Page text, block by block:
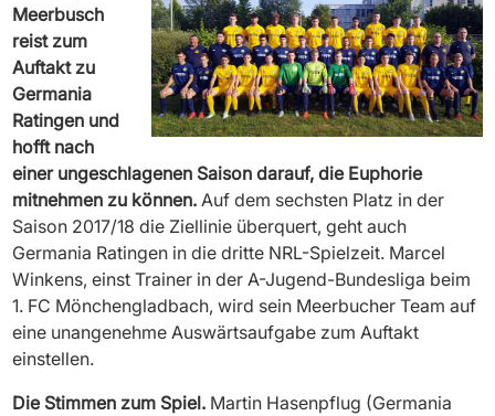
Meerbusch
reist zum
Auftakt zu
Germania
Ratingen und
hofft nach
einer ungeschlagenen Saison darauf, die Euphorie
mitnehmen zu können. Auf dem sechsten Platz in der
Saison 2017/18 die Ziellinie überquert, geht auch
Germania Ratingen in die dritte NRL-Spielzeit. Marcel
Winkens, einst Trainer in der A-Jugend-Bundesliga beim
1. FC Mönchengladbach, wird sein Meerbucher Team auf
eine unangenehme Auswärtsaufgabe zum Auftakt
einstellen.
Die Stimmen zum Spiel. Martin Hasenpflug (Germania